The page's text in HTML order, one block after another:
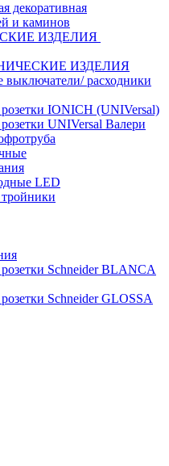
декоративная
и каминов
ИЗДЕЛИЯ
ИЗДЕЛИЯ
выключатели/ расходники
IONICH (UNIVersal)
UNIVersal Валери
LED
Schneider BLANCA
Schneider GLOSSA